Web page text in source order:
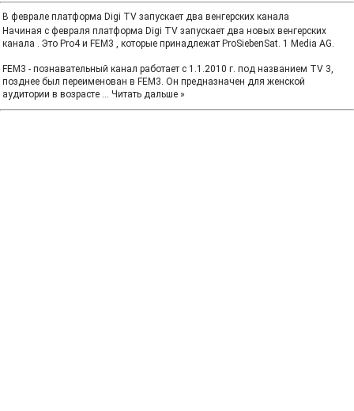
В феврале платформа Digi TV запускает два венгерских канала
Начиная с февраля платформа Digi TV запускает два новых венгерских
канала . Это Pro4 и FEM3 , которые принадлежат ProSiebenSat. 1 Media AG.
FEM3 - познавательный канал работает с 1.1.2010 г. под названием TV 3,
позднее был переименован в FEM3. Он предназначен для женской
аудитории в возрасте ... Читать дальше »